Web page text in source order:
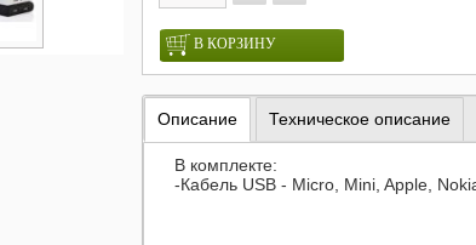
В КОРЗИНУ
Описание Техническое описание
В комплекте:
-Кабель USB - Micro, Mini, Apple,